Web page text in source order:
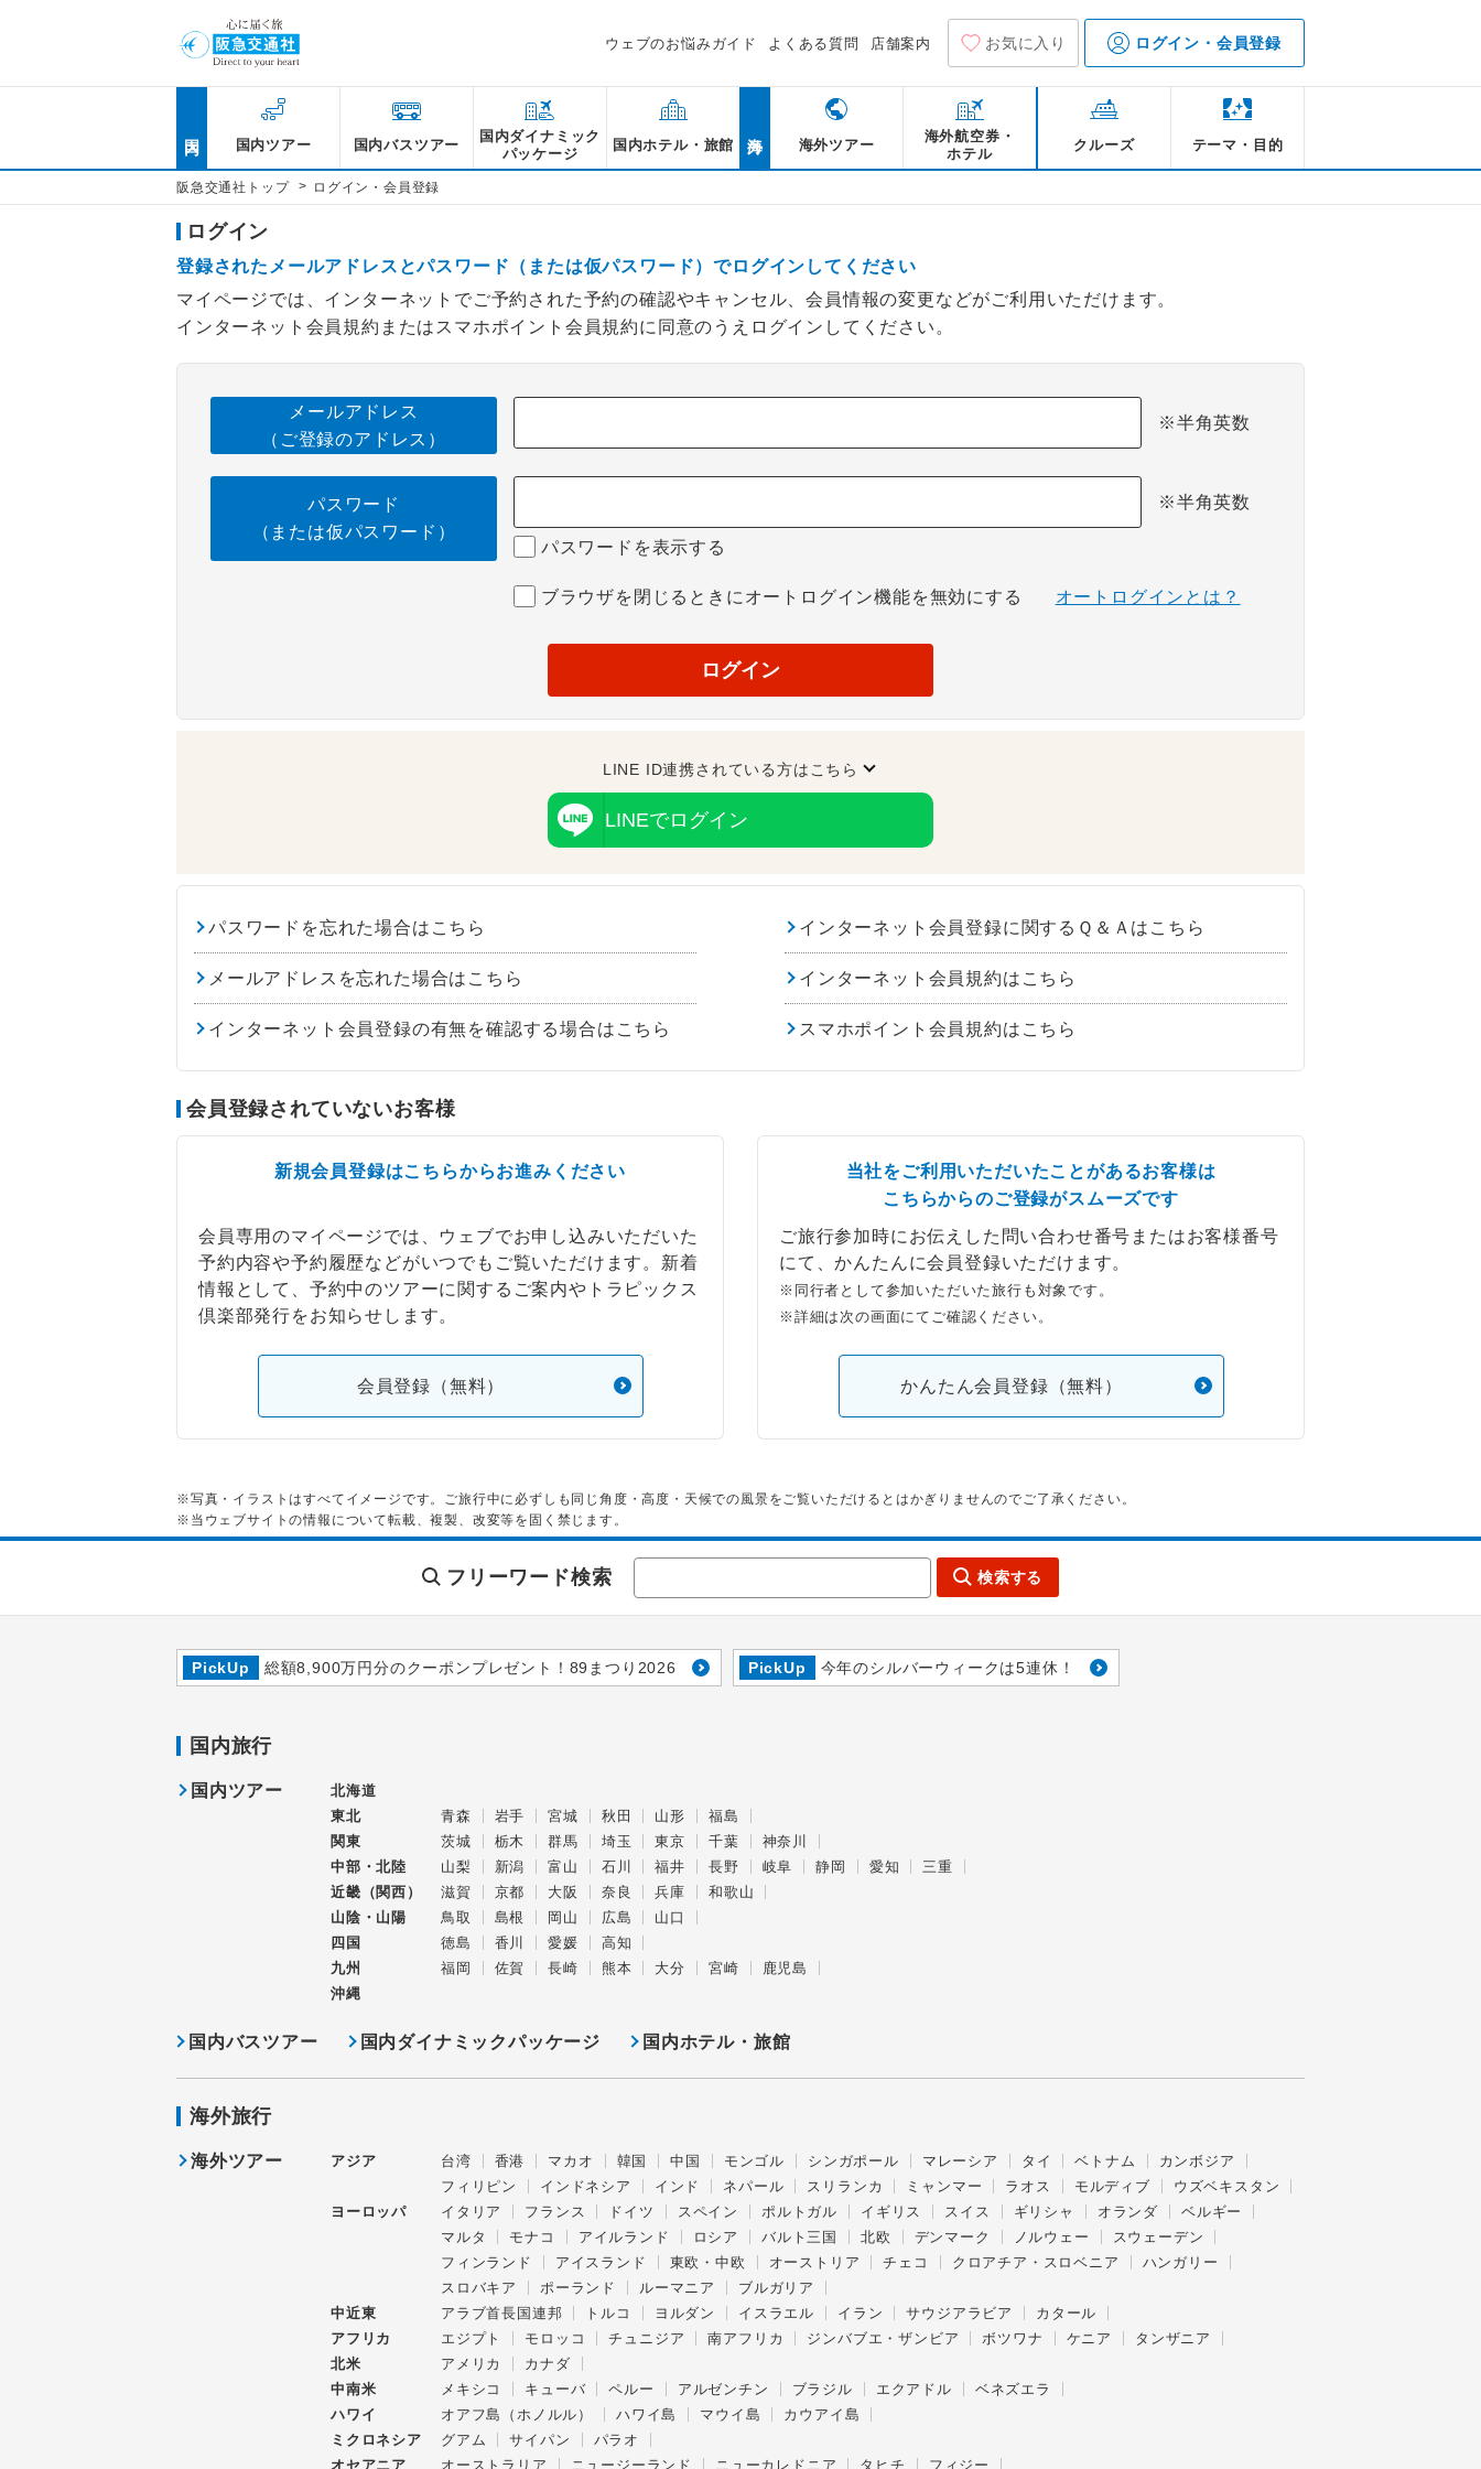
ウェブのお悩みガイド よくある質問 店舗案内 お気に入り ログイン・会員登録
国内ツアー 国内バスツアー
国内ダイナミック
パッケージ
国内ホテル・旅館 海外ツアー
海外航空券・
ホテル
クルーズ テーマ・目的
阪急交通社トップ > ログイン・会員登録
ログイン
登録されたメールアドレスとパスワード（または仮パスワード）でログインしてください
マイページでは、インターネットでご予約された予約の確認やキャンセル、会員情報の変更などがご利用いただけます。
インターネット会員規約またはスマホポイント会員規約に同意のうえログインしてください。
メールアドレス
（ご登録のアドレス）
※半角英数
パスワード
（または仮パスワード）
※半角英数
パスワードを表示する
ブラウザを閉じるときにオートログイン機能を無効にする オートログインとは？
ログイン
LINE ID連携されている方はこちら
LINEでログイン
パスワードを忘れた場合はこちら インターネット会員登録に関するＱ＆Ａはこちら
メールアドレスを忘れた場合はこちら インターネット会員規約はこちら
インターネット会員登録の有無を確認する場合はこちら スマホポイント会員規約はこちら
会員登録されていないお客様
新規会員登録はこちらからお進みください
会員専用のマイページでは、ウェブでお申し込みいただいた
予約内容や予約履歴などがいつでもご覧いただけます。新着
情報として、予約中のツアーに関するご案内やトラピックス
倶楽部発行をお知らせします。
会員登録（無料）
当社をご利用いただいたことがあるお客様は
こちらからのご登録がスムーズです
ご旅行参加時にお伝えした問い合わせ番号またはお客様番号
にて、かんたんに会員登録いただけます。
※同行者として参加いただいた旅行も対象です。
※詳細は次の画面にてご確認ください。
かんたん会員登録（無料）
※写真・イラストはすべてイメージです。ご旅行中に必ずしも同じ角度・高度・天候での風景をご覧いただけるとはかぎりませんのでご了承ください。
※当ウェブサイトの情報について転載、複製、改変等を固く禁じます。
フリーワード検索 検索する
PickUp 総額8,900万円分のクーポンプレゼント！89まつり2026 PickUp 今年のシルバーウィークは5連休！
国内旅行
国内ツアー
北海道
東北
青森 岩手 宮城 秋田 山形
福島
関東
茨城 栃木 群馬 埼玉 東京 千葉
神奈川
中部・北陸
山梨 新潟 富山 石川 福井 長野 岐阜 静岡 愛知
三重
近畿（関西）
滋賀 京都 大阪 奈良 兵庫
和歌山
山陰・山陽
鳥取 島根 岡山 広島
山口
四国
徳島 香川 愛媛
高知
九州
福岡 佐賀 長崎 熊本 大分 宮崎
鹿児島
沖縄
国内バスツアー 国内ダイナミックパッケージ 国内ホテル・旅館
海外旅行
海外ツアー アジア 台湾 香港 マカオ 韓国 中国 モンゴル シンガポール マレーシア タイ ベトナム
カンボジア
フィリピン
インドネシア インド ネパール スリランカ ミャンマー ラオス モルディブ
ウズベキスタン
ヨーロッパ
イタリア フランス ドイツ スペイン ポルトガル イギリス スイス ギリシャ オランダ
ベルギー
マルタ
モナコ アイルランド ロシア バルト三国 北欧 デンマーク ノルウェー
スウェーデン
フィンランド
アイスランド 東欧・中欧 オーストリア チェコ クロアチア・スロベニア
ハンガリー
スロバキア
ポーランド ルーマニア
ブルガリア
中近東
アラブ首長国連邦 トルコ ヨルダン イスラエル イラン サウジアラビア
カタール
アフリカ
エジプト モロッコ チュニジア 南アフリカ ジンバブエ・ザンビア ボツワナ ケニア
タンザニア
北米
アメリカ
カナダ
中南米
メキシコ キューバ ペルー アルゼンチン ブラジル エクアドル
ベネズエラ
ハワイ
オアフ島（ホノルル） ハワイ島 マウイ島
カウアイ島
ミクロネシア
グアム サイパン
パラオ
オセアニア
オーストラリア ニュージーランド ニューカレドニア タヒチ フィジー